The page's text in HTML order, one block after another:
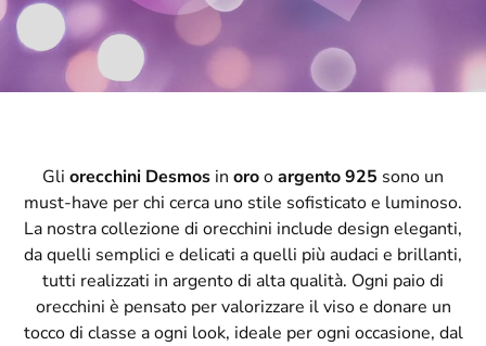
Gli orecchini Desmos in orooargento 925 sono un
must-have per chi cerca uno stile sofisticato e luminoso.
La nostra collezione di orecchini include design eleganti,
da quelli semplici e delicati a quelli più audaci e brillanti,
tutti realizzati in argento di alta qualità. Ogni paio di
orecchini è pensato per valorizzare il viso e donare un
tocco di classe a ogni look, ideale per ogni occasione, dal